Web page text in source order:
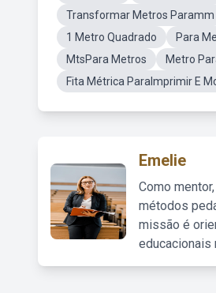
Transformar Metros Paramm
1 Metro Quadrado
Para
MtsPara Metros
Metro
Fita Métrica ParaImprimir E
Emelie
Como
métodos
missão é
educacionais